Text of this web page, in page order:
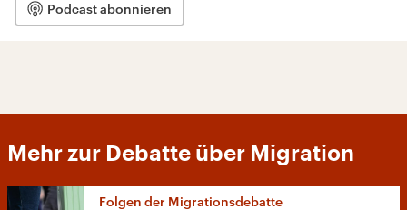
Podcast abonnieren
Mehr zur Debatte über Migration
Folgen der Migrationsdebatte